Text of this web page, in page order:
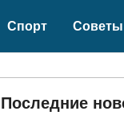
Спорт Советы
Последние